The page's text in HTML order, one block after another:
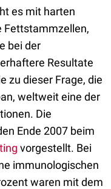
es mit harten
Fettstammzellen,
bei der
Resultate
zu dieser Frage, die
weltweit eine der
Die
Ende 2007 beim
vorgestellt. Bei
immunologischen
waren mit dem